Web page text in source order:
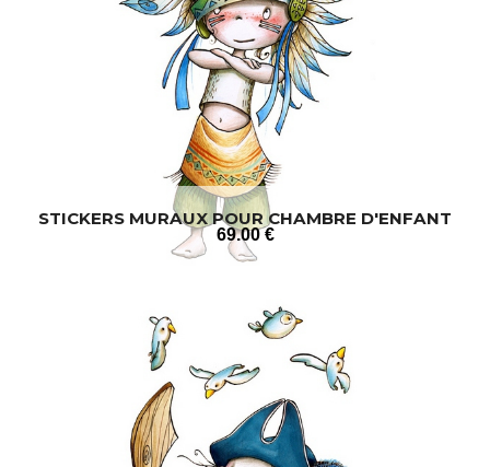
STICKERS MURAUX POUR CHAMBRE D'ENFANT
69.00 €